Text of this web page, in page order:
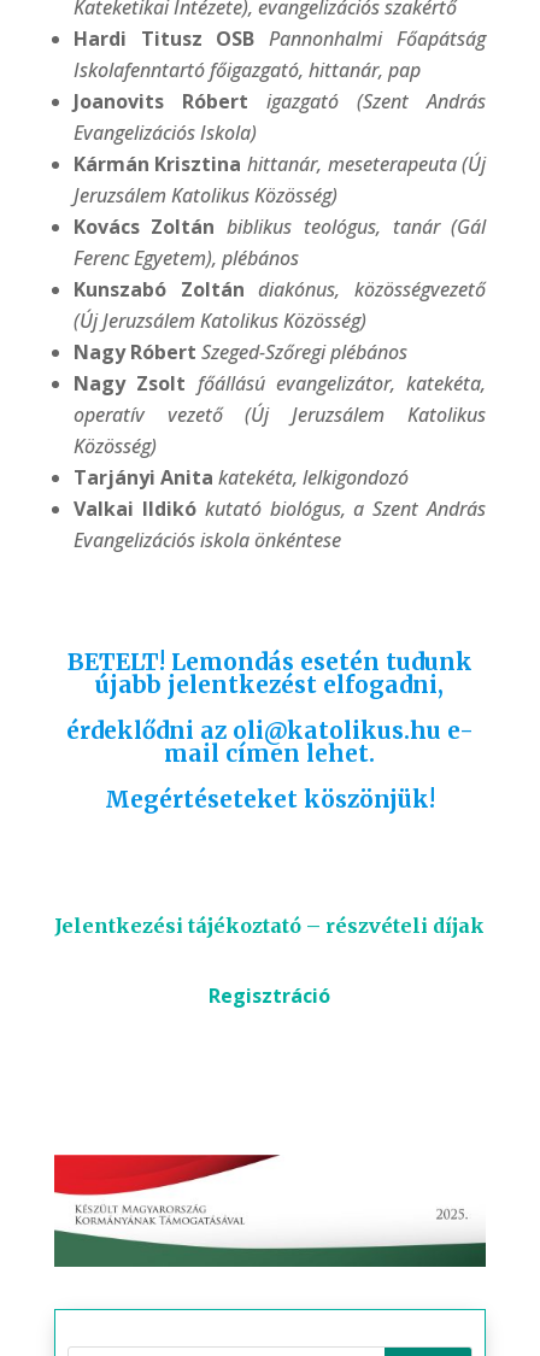
Kateketikai Intézete), evangelizációs szakértő
Hardi Titusz OSB Pannonhalmi Főapátság
Iskolafenntartó főigazgató, hittanár, pap
Joanovits Róbert
igazgató (Szent András
Evangelizációs Iskola)
Kármán Krisztina hittanár, meseterapeuta (Új
Jeruzsálem Katolikus Közösség)
Kovács Zoltán biblikus teológus, tanár (Gál
Ferenc Egyetem), plébános
Kunszabó Zoltán diakónus, közösségvezető
(Új Jeruzsálem Katolikus Közösség)
Nagy Róbert Szeged-Szőregi plébános
Nagy Zsolt főállású evangelizátor, katekéta,
operatív vezető (Új Jeruzsálem Katolikus
Közösség)
Tarjányi Anita katekéta, lelkigondozó
Valkai Ildikó kutató biológus, a Szent András
Evangelizációs iskola önkéntese
BETELT! Lemondás esetén tudunk
újabb jelentkezést elfogadni,
érdeklődni az oli@katolikus.hu e-
mail címen lehet.
Megértéseteket köszönjük!
Jelentkezési tájékoztató – részvételi díjak
Regisztráció